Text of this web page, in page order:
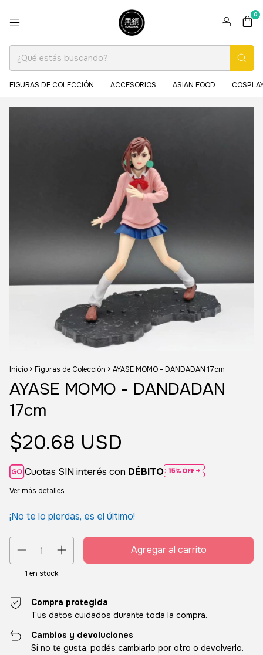
0
FIGURAS DE COLECCIÓN ACCESORIOS ASIAN FOOD
Inicio > Figuras de Colección > AYASE MOMO - DANDADAN 17cm
AYASE MOMO - DANDADAN
17cm
$20.68 USD
Cuotas SIN interés con DÉBITO
Ver más detalles
¡No te lo pierdas, es el último!
1 en stock
Compra protegida
Tus datos cuidados durante toda la compra.
Cambios y devoluciones
Si no te gusta, podés cambiarlo por otro o devolverlo.